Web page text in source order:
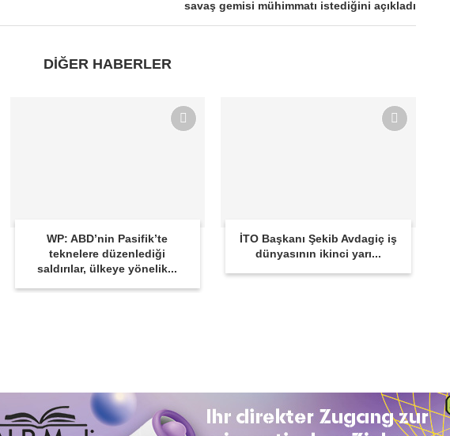
savaş gemisi mühimmatı istediğini açıkladı
DİĞER HABERLER
WP: ABD’nin Pasifik’te
teknelere düzenlediği
saldırılar, ülkeye yönelik...
İTO Başkanı Şekib Avdagiç iş
dünyasının ikinci yarı...